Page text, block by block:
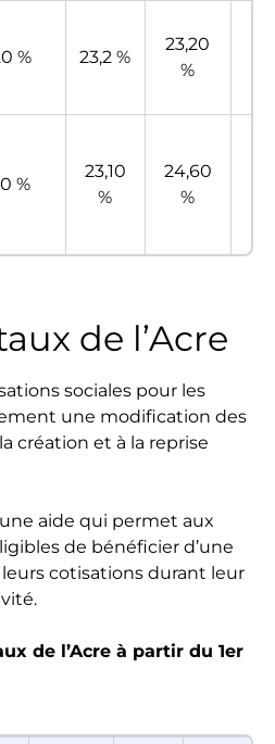
% 23,2 %
23,20
%
%
23,10
%
24,60
%
de l’Acre
sociales pour les
une modification des
création et à la reprise
une aide qui permet aux
de bénéficier d’une
cotisations durant leur
de l’Acre à partir du 1er